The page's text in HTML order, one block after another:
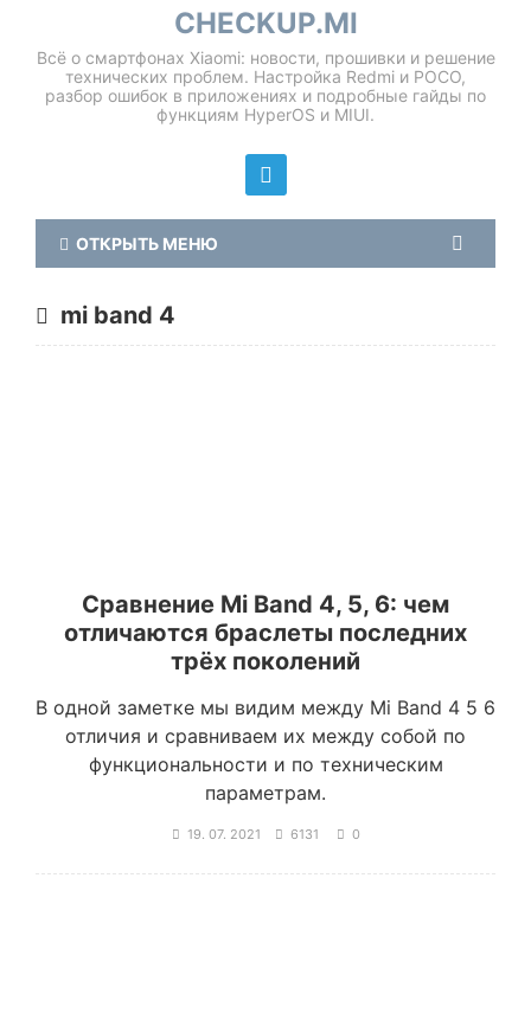
CHECKUP.MI
Всё о смартфонах Xiaomi: новости, прошивки и решение
технических проблем. Настройка Redmi и POCO,
разбор ошибок в приложениях и подробные гайды по
функциям HyperOS и MIUI.
ОТКРЫТЬ МЕНЮ
mi band 4
Сравнение Mi Band 4, 5, 6: чем
отличаются браслеты последних
трёх поколений
В одной заметке мы видим между Mi Band 4 5 6
отличия и сравниваем их между собой по
функциональности и по техническим
параметрам.
19. 07. 2021 6131 0